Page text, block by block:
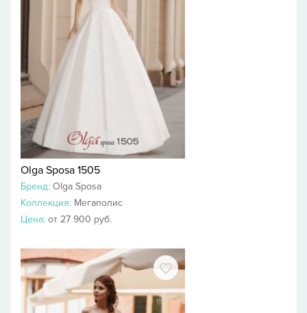
Olga Sposa 1505
Бренд: Olga Sposa
Коллекция: Мегаполис
Цена: от 27 900 руб.